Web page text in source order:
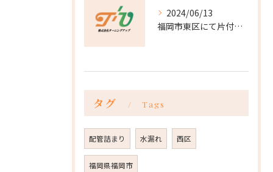
2024/06/13
福岡市東区にて片付けを行いました。
タグ Tags
配管詰まり 水漏れ 西区
福岡県福岡市